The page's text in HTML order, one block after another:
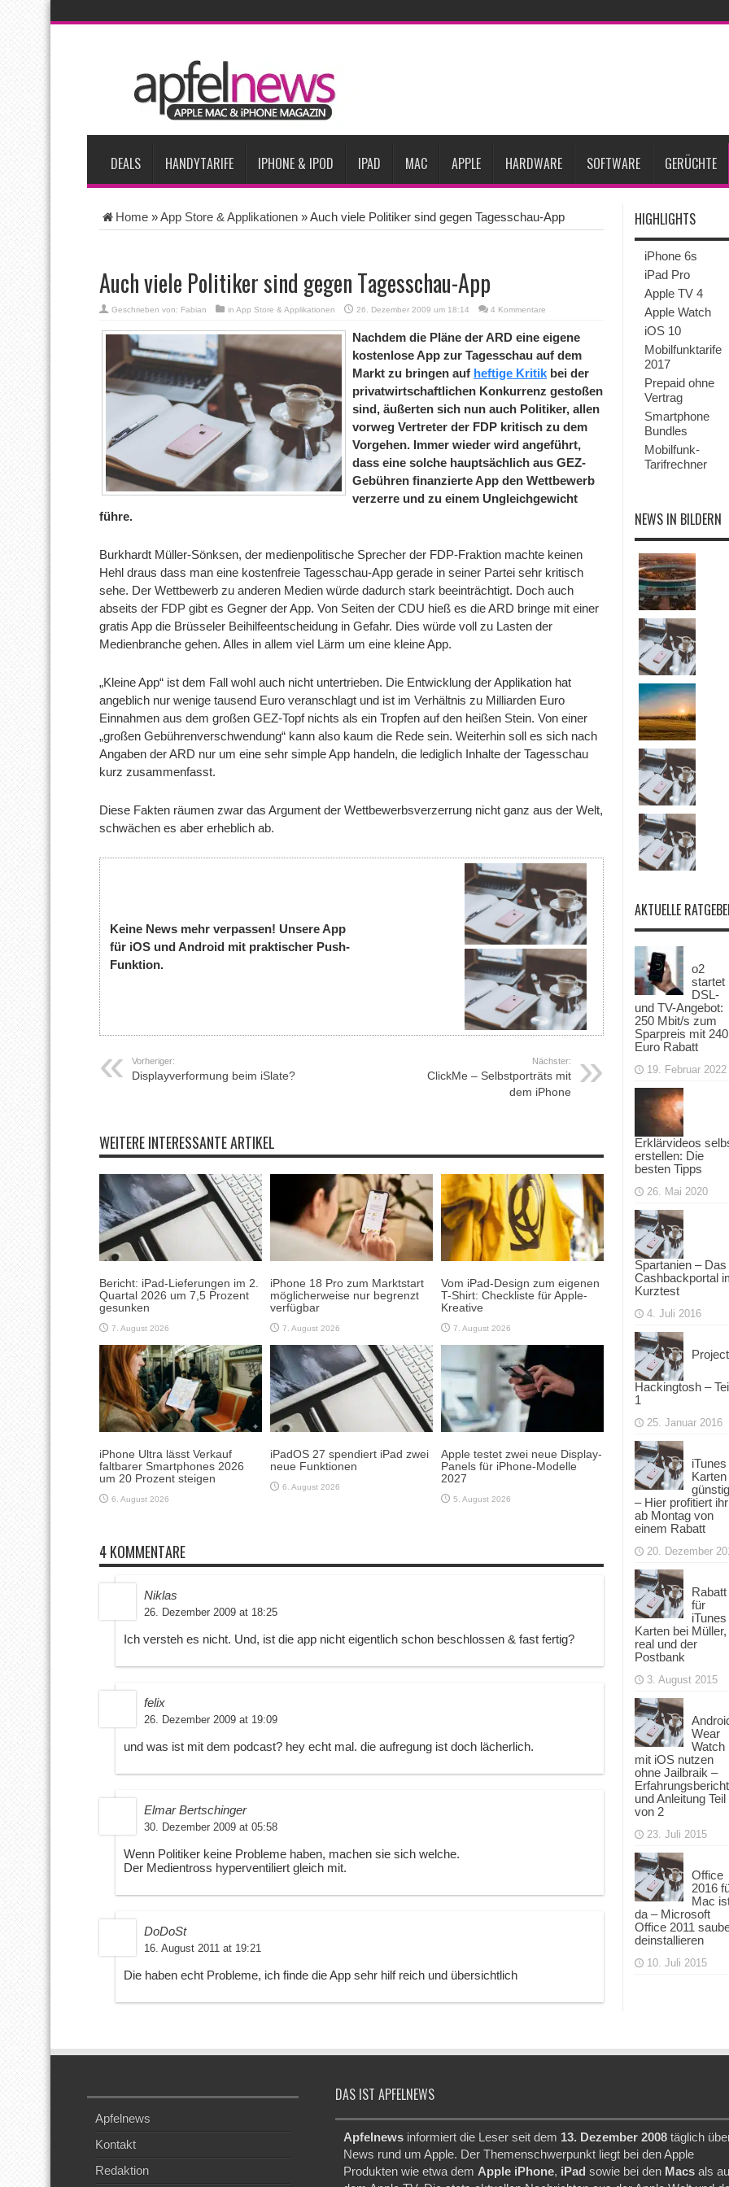
Bericht: iPad-Lieferungen im 2. Quartal 2026 um 7,5 Prozent gesunken
Vom iPad-Design zum eigenen T-Shirt: Checkliste für Apple-Kreative
Apple testet zwei neue Display-Panels für iPhone-Modelle 2027
Apples Smartbrille könnte das nächste große Gesundheits-Gadget werden Apple übernimmt Softwarefirma PlasmaSolve iPhone Air 2 für
DEALS HANDYTARIFE IPHONE & IPOD IPAD MAC APPLE HARDWARE SOFTWARE GERÜCHTE
Home »App Store & Applikationen »Auch viele Politiker sind gegen Tagesschau-App
Auch viele Politiker sind gegen Tagesschau-App
Geschrieben von: Fabian in App Store & Applikationen 26. Dezember 2009 um 18:14 4 Kommentare
Nachdem die Pläne der ARD eine eigene
kostenlose App zur Tagesschau auf dem
Markt zu bringen auf heftige Kritik bei der
privatwirtschaftlichen Konkurrenz gestoßen
sind, äußerten sich nun auch Politiker, allen
vorweg Vertreter der FDP kritisch zu dem
Vorgehen. Immer wieder wird angeführt,
dass eine solche hauptsächlich aus GEZ-
Gebühren finanzierte App den Wettbewerb
verzerre und zu einem Ungleichgewicht
führe.
Burkhardt Müller-Sönksen, der medienpolitische Sprecher der FDP-Fraktion machte keinen
Hehl draus dass man eine kostenfreie Tagesschau-App gerade in seiner Partei sehr kritisch
sehe. Der Wettbewerb zu anderen Medien würde dadurch stark beeinträchtigt. Doch auch
abseits der FDP gibt es Gegner der App. Von Seiten der CDU hieß es die ARD bringe mit einer
gratis App die Brüsseler Beihilfeentscheidung in Gefahr. Dies würde voll zu Lasten der
Medienbranche gehen. Alles in allem viel Lärm um eine kleine App.
„Kleine App“ ist dem Fall wohl auch nicht untertrieben. Die Entwicklung der Applikation hat
angeblich nur wenige tausend Euro veranschlagt und ist im Verhältnis zu Milliarden Euro
Einnahmen aus dem großen GEZ-Topf nichts als ein Tropfen auf den heißen Stein. Von einer
„großen Gebührenverschwendung“ kann also kaum die Rede sein. Weiterhin soll es sich nach
Angaben der ARD nur um eine sehr simple App handeln, die lediglich Inhalte der Tagesschau
kurz zusammenfasst.
Diese Fakten räumen zwar das Argument der Wettbewerbsverzerrung nicht ganz aus der Welt,
schwächen es aber erheblich ab.
Keine News mehr verpassen! Unsere App
für iOS und Android mit praktischer Push-
Funktion.
Vorheriger:
Displayverformung beim iSlate?
Nächster:
ClickMe – Selbstporträts mit
dem iPhone
WEITERE INTERESSANTE ARTIKEL
Bericht: iPad-Lieferungen im 2.
Quartal 2026 um 7,5 Prozent
gesunken
7. August 2026
iPhone 18 Pro zum Marktstart
möglicherweise nur begrenzt
verfügbar
7. August 2026
Vom iPad-Design zum eigenen
T-Shirt: Checkliste für Apple-
Kreative
7. August 2026
iPhone Ultra lässt Verkauf
faltbarer Smartphones 2026
um 20 Prozent steigen
6. August 2026
iPadOS 27 spendiert iPad zwei
neue Funktionen
6. August 2026
Apple testet zwei neue Display-
Panels für iPhone-Modelle
2027
5. August 2026
4 KOMMENTARE
Niklas
26. Dezember 2009 at 18:25
Ich versteh es nicht. Und, ist die app nicht eigentlich schon beschlossen & fast fertig?
felix
26. Dezember 2009 at 19:09
und was ist mit dem podcast? hey echt mal. die aufregung ist doch lächerlich.
Elmar Bertschinger
30. Dezember 2009 at 05:58
Wenn Politiker keine Probleme haben, machen sie sich welche.
Der Medientross hyperventiliert gleich mit.
DoDoSt
16. August 2011 at 19:21
Die haben echt Probleme, ich finde die App sehr hilf reich und übersichtlich
HIGHLIGHTS
iPhone 6s
iPad Pro
Apple TV 4
Apple Watch
iOS 10
Mobilfunktarife
2017
Prepaid ohne
Vertrag
Smartphone
Bundles
Mobilfunk-
Tarifrechner
NEWS IN BILDERN
AKTUELLE
o2
startet
DSL-
und TV-Angebot:
250 Mbit/s zum
Sparpreis mit 240
Euro Rabatt
19. Februar 2022
Erklärvideos
erstellen: Die
besten Tipps
26. Mai 2020
Spartanien – Das
Cashbackportal
Kurztest
4. Juli 2016
Project
Hackingtosh –
1
25. Januar 2016
iTunes
Karten
– Hier profitiert ihr
ab Montag von
einem Rabatt
20. Dezember
Rabatt
für
iTunes
Karten bei Müller,
real und der
Postbank
3. August 2015
Wear
Watch
mit iOS nutzen
ohne Jailbraik –
Erfahrungsbericht
und Anleitung Teil
von 2
23. Juli 2015
Office
2016
Mac
da – Microsoft
Office 2011
deinstallieren
10. Juli 2015
Apfelnews
Kontakt
Redaktion
DAS IST APFELNEWS
Apfelnews informiert die Leser seit dem 13. Dezember 2008 täglich
News rund um Apple. Der Themenschwerpunkt liegt bei den Apple
Produkten wie etwa dem Apple iPhone, iPad sowie bei den Macs als